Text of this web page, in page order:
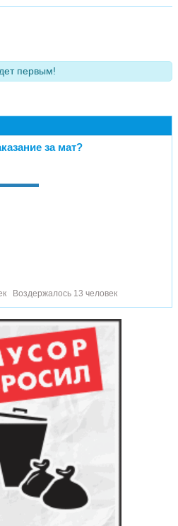
первым!
за мат?
Воздержалось 13 человек